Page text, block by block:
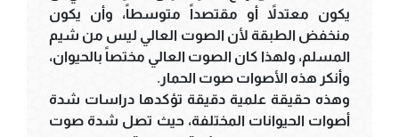
يكون معتدلاً أو مقتصداً متوسطاً، وأن يكون
منخفض الطبقة لأن الصوت العالي ليس من شيم
المسلم، ولهذا كان الصوت العالي مختصاً بالحيوان،
وأنكر هذه الأصوات صوت الحمار.
وهذه حقيقة علمية دقيقة تؤكدها دراسات شدة
أصوات الحيوانات المختلفة، حيث تصل شدة صوت